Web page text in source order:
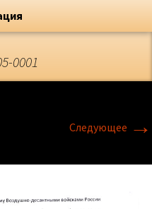
Николаевна
сайт
0001
Следующее →